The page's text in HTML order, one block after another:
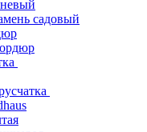
садовый